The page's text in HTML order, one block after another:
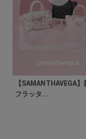
【SAMANTHAVEGA】
フラッタ...